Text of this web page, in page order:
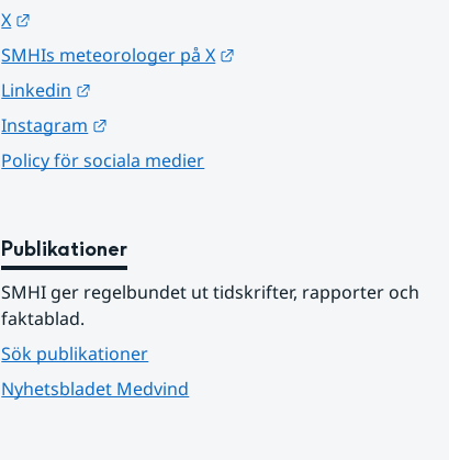
X
SMHIs meteorologer på X
Linkedin
Instagram
Policy för sociala medier
Publikationer
SMHI ger regelbundet ut tidskrifter, rapporter och
faktablad.
Sök publikationer
Nyhetsbladet Medvind